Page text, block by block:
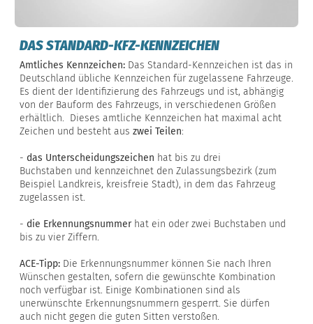
DAS STANDARD-KFZ-KENNZEICHEN
Amtliches Kennzeichen: Das Standard-Kennzeichen ist das in
Deutschland übliche Kennzeichen für zugelassene Fahrzeuge.
Es dient der Identifizierung des Fahrzeugs und ist, abhängig
von der Bauform des Fahrzeugs, in verschiedenen Größen
erhältlich. Dieses amtliche Kennzeichen hat maximal acht
Zeichen und besteht aus zwei Teilen:
- das Unterscheidungszeichen hat bis zu drei
Buchstaben und kennzeichnet den Zulassungsbezirk (zum
Beispiel Landkreis, kreisfreie Stadt), in dem das Fahrzeug
zugelassen ist.
- die Erkennungsnummer hat ein oder zwei Buchstaben und
bis zu vier Ziffern.
ACE-Tipp: Die Erkennungsnummer können Sie nach Ihren
Wünschen gestalten, sofern die gewünschte Kombination
noch verfügbar ist. Einige Kombinationen sind als
unerwünschte Erkennungsnummern gesperrt. Sie dürfen
auch nicht gegen die guten Sitten verstoßen.